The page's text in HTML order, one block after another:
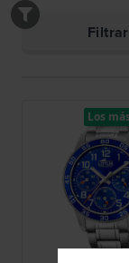
Filtrar
Los